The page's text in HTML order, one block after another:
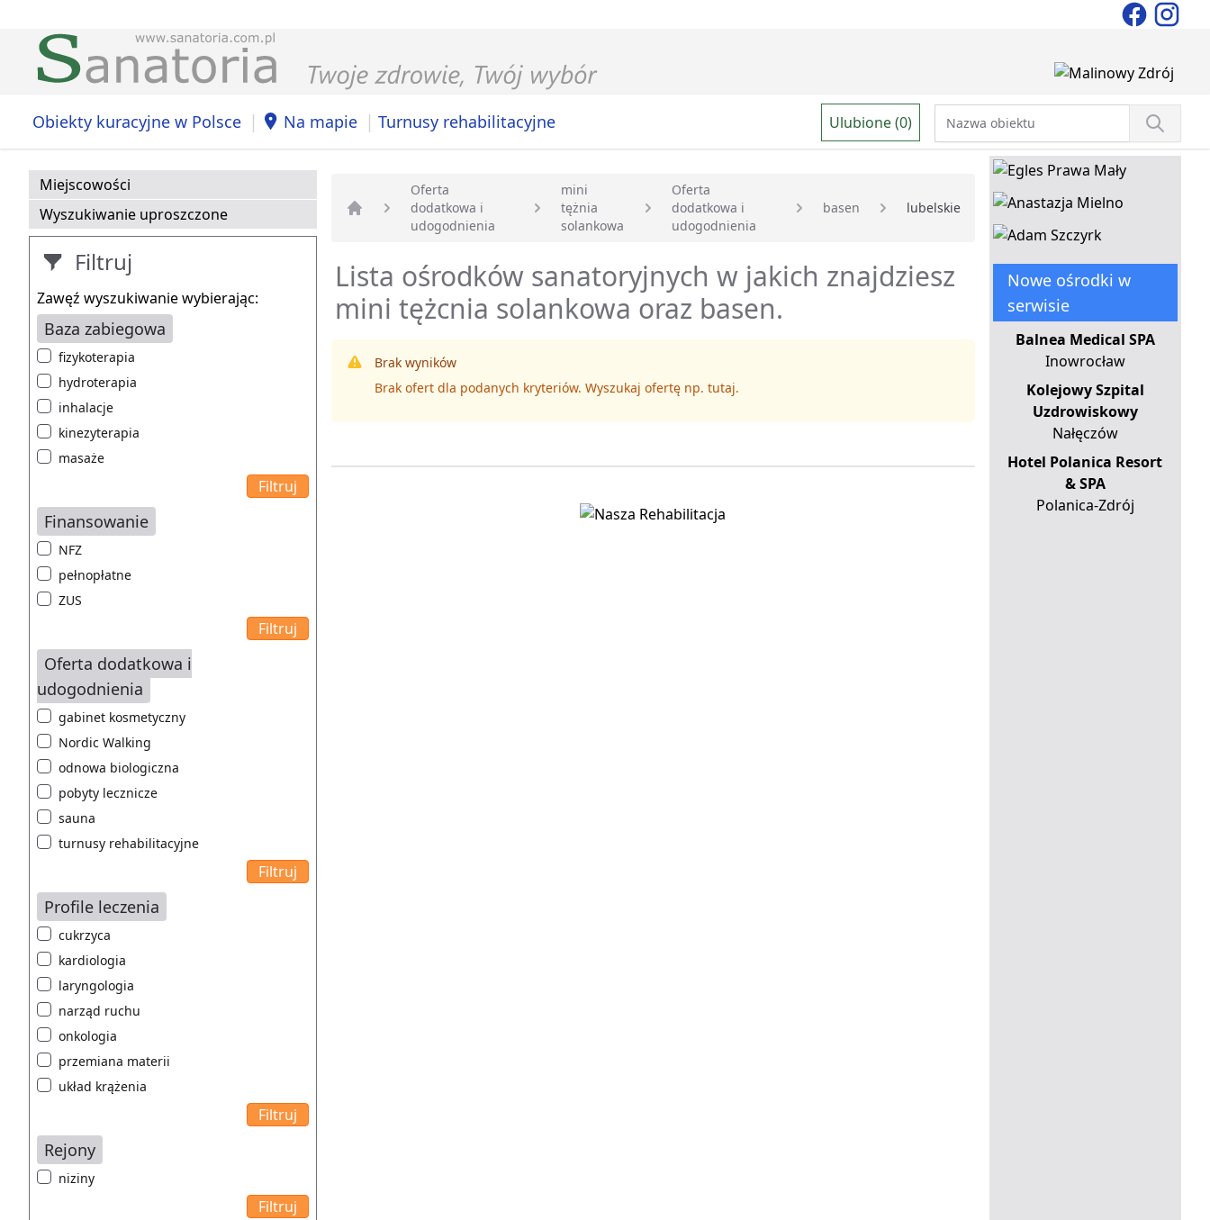
Obiekty kuracyjne w Polsce | Na mapie | Turnusy rehabilitacyjne Ulubione (0)
Miejscowości
Wyszukiwanie uproszczone
Filtruj
Zawęź wyszukiwanie wybierając:
Baza zabiegowa
fizykoterapia
hydroterapia
inhalacje
kinezyterapia
masaże
Finansowanie
NFZ
pełnopłatne
ZUS
Oferta dodatkowa i
udogodnienia
gabinet kosmetyczny
Nordic Walking
odnowa biologiczna
pobyty lecznicze
sauna
turnusy rehabilitacyjne
Profile leczenia
cukrzyca
kardiologia
laryngologia
narząd ruchu
onkologia
przemiana materii
układ krążenia
Rejony
niziny
Strona główna
Oferta
dodatkowa i
udogodnienia
mini
tężnia
solankowa
Oferta
dodatkowa i
udogodnienia
basen lubelskie
Lista ośrodków sanatoryjnych w jakich znajdziesz
mini tężcnia solankowa oraz basen.
Brak wyników
Brak ofert dla podanych kryteriów. Wyszukaj ofertę np. tutaj.
Nowe ośrodki w
serwisie
Balnea Medical SPA
Inowrocław
Kolejowy Szpital
Uzdrowiskowy
Nałęczów
Hotel Polanica Resort
& SPA
Polanica-Zdrój